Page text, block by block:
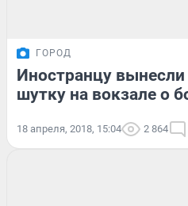
ГОРОД
Иностранцу вынесли
шутку на вокзале о
18 апреля, 2018, 15:04 2 864